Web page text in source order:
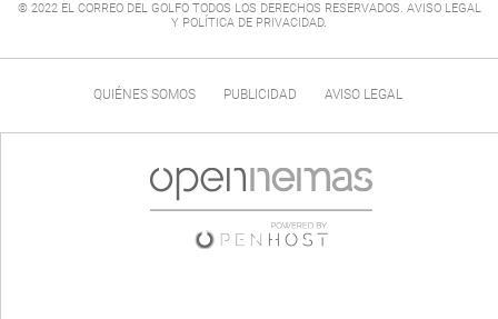
© 2022 EL CORREO DEL GOLFO TODOS LOS DERECHOS RESERVADOS. AVISO LEGAL
Y POLÍTICA DE PRIVACIDAD.
QUIÉNES SOMOS PUBLICIDAD AVISO LEGAL